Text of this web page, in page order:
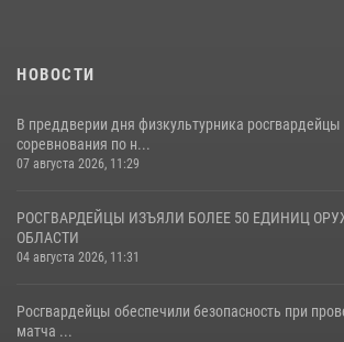
НОВОСТИ
В преддверии дня физкультурника росгвардейцы
соревнования по н...
07 августа 2026, 11:29
РОСГВАРДЕЙЦЫ ИЗЪЯЛИ БОЛЕЕ 50 ЕДИНИЦ
ОБЛАСТИ
04 августа 2026, 11:31
Росгвардейцы обеспечили безопасность при
матча ...